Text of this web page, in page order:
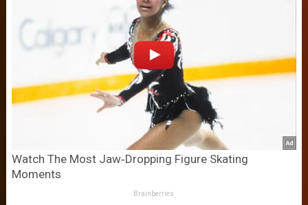
Watch The Most Jaw‑Dropping Figure Skating
Moments
Brainberries